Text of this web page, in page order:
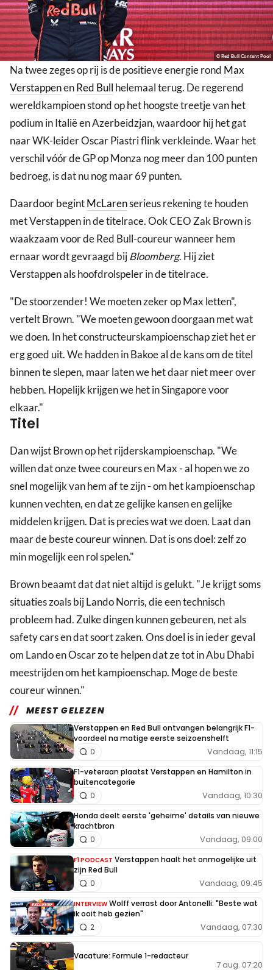
© Red Bull Content Pool
Na twee zeges op rij is de positieve energie rond Max
VerstappenenRed Bull helemaal terug. De regerend
wereldkampioen stond op het hoogste treetje van het
podium in Italië en Azerbeidzjan, waardoor hij het gat
naar WK-leider Oscar Piastri flink verkleinde. Waar het
verschil vóór de GP op Monza nog meer dan 100 punten
bedroeg, is dat nu nog maar 69 punten.
Daardoor begintMcLarenserieus rekening te houden
met Verstappen in de titelrace. Ook CEO Zak Brown is
waakzaam voor de Red Bull-coureur wanneer hem
ernaar wordt gevraagd bijBloomberg. Hij ziet
Verstappen als hoofdrolspeler in de titelrace.
"De stoorzender! We moeten zeker op Max letten",
vertelt Brown. "We moeten gewoon doorgaan met wat
we doen. In het constructeurskampioenschap ziet het er
erg goed uit. We hadden in Bakoe al de kans om de titel
binnen te slepen, maar laten we het daar niet meer over
hebben. Hopelijk krijgen we het in Singapore voor
elkaar."
Titel
Dan wijst Brown op het rijderskampioenschap. "We
willen dat onze twee coureurs en Max - al hopen we zo
snel mogelijk van hem af te zijn - om het kampioenschap
kunnen vechten, en dat ze gelijke kansen en gelijke
middelen krijgen. Dat is precies wat we doen. Laat dan
maar de beste coureur winnen. Dat is ons doel: zelf zo
min mogelijk een rol spelen."
Brown beaamt dat dat niet altijd is gelukt. "Je krijgt soms
situaties zoals bij Lando Norris, die een technisch
probleem had. Zulke dingen kunnen gebeuren, net als
safety cars en dat soort zaken. Ons doel is in ieder geval
om Lando en Oscar zo te helpen dat ze tot in Abu Dhabi
meestrijden om het kampioenschap. Moge de beste
coureur winnen."
MEEST GELEZEN
Verstappen en Red Bull ontvangen belangrijk F1-
voordeel na matige eerste seizoenshelft
Vandaag, 11:15
0
F1-veteraan plaatst Verstappen en Hamilton in
buitencategorie
Vandaag, 10:30
0
Honda deelt eerste 'geheime' details van nieuwe
krachtbron
Vandaag, 09:00
0
F1 PODCAST Verstappen haalt het onmogelijke uit
zijn Red Bull
Vandaag, 09:45
0
INTERVIEW Wolff verrast door Antonelli: "Beste wat
ik ooit heb gezien"
Vandaag, 07:30
2
Vacature: Formule 1-redacteur
7 aug. 07:20